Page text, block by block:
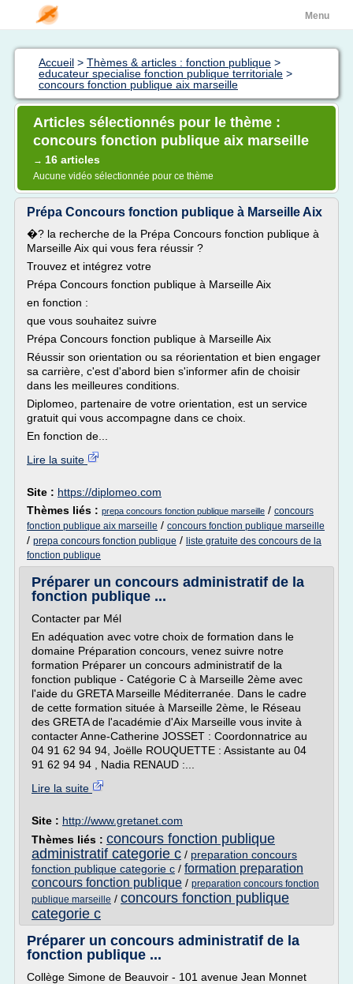
Menu
Accueil > Thèmes & articles : fonction publique >
educateur specialise fonction publique territoriale >
concours fonction publique aix marseille
Articles sélectionnés pour le thème :
concours fonction publique aix marseille
→ 16 articles
Aucune vidéo sélectionnée pour ce thème
Prépa Concours fonction publique à Marseille Aix
�? la recherche de la Prépa Concours fonction publique à
Marseille Aix qui vous fera réussir ?
Trouvez et intégrez votre
Prépa Concours fonction publique à Marseille Aix
en fonction :
que vous souhaitez suivre
Prépa Concours fonction publique à Marseille Aix
Réussir son orientation ou sa réorientation et bien engager
sa carrière, c'est d'abord bien s'informer afin de choisir
dans les meilleures conditions.
Diplomeo, partenaire de votre orientation, est un service
gratuit qui vous accompagne dans ce choix.
En fonction de...
Lire la suite
Site : https://diplomeo.com
Thèmes liés : prepa concours fonction publique marseille / concours
fonction publique aix marseille / concours fonction publique marseille
/ prepa concours fonction publique / liste gratuite des concours de la
fonction publique
Préparer un concours administratif de la
fonction publique ...
Contacter par Mél
En adéquation avec votre choix de formation dans le
domaine Préparation concours, venez suivre notre
formation Préparer un concours administratif de la
fonction publique - Catégorie C à Marseille 2ème avec
l'aide du GRETA Marseille Méditerranée. Dans le cadre
de cette formation située à Marseille 2ème, le Réseau
des GRETA de l'académie d'Aix Marseille vous invite à
contacter Anne-Catherine JOSSET : Coordonnatrice au
04 91 62 94 94, Joëlle ROUQUETTE : Assistante au 04
91 62 94 94 , Nadia RENAUD :...
Lire la suite
Site : http://www.gretanet.com
Thèmes liés : concours fonction publique
administratif categorie c / preparation concours
fonction publique categorie c / formation preparation
concours fonction publique / preparation concours fonction
publique marseille / concours fonction publique
categorie c
Préparer un concours administratif de la
fonction publique ...
Collège Simone de Beauvoir - 101 avenue Jean Monnet